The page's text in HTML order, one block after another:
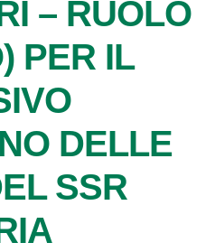
– RUOLO
PER IL
DELLE
SSR